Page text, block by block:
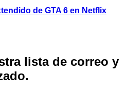
de GTA 6 en Netflix
lista de correo y